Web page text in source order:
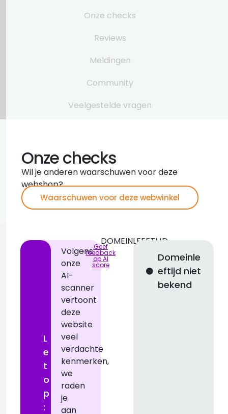
Onze checks
Reviews
Meldingen
Community
Veelgestelde vragen
Onze checks
Wil je anderen waarschuwen voor deze
webshop?
Waarschuwen voor deze webwinkel
L
e
t
o
p
:
Volgens
onze
AI-
scanner
vertoont
deze
website
veel
verdachte
kenmerken,
we
raden
je
aan
Geef
feedback
op AI
score
DOMEINLEEFTIJD
Domeinle
eftijd niet
bekend